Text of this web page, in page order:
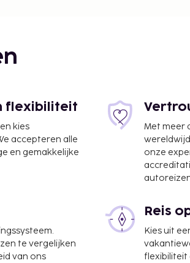
van
flexibiliteit
kies
accepteren alle
en gemakkelijke
Met meer
onze
te vergelijken
van ons
Reis
Kies uit
flexibiliteit